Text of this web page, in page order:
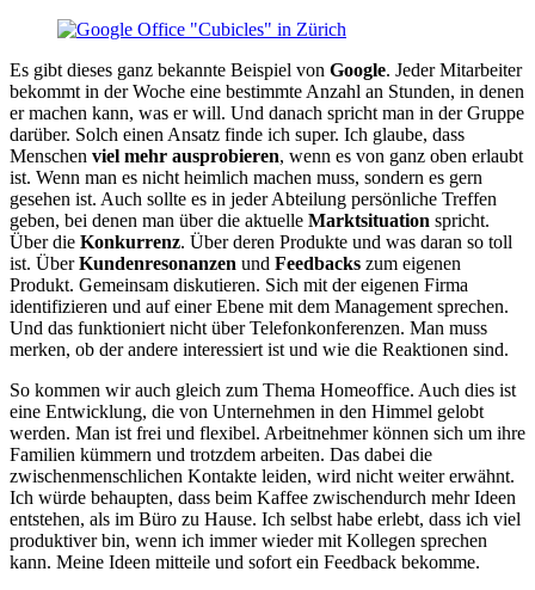
Es gibt dieses ganz bekannte Beispiel von Google. Jeder Mitarbeiter
bekommt in der Woche eine bestimmte Anzahl an Stunden, in denen
er machen kann, was er will. Und danach spricht man in der Gruppe
darüber. Solch einen Ansatz finde ich super. Ich glaube, dass
Menschen viel mehr ausprobieren, wenn es von ganz oben erlaubt
ist. Wenn man es nicht heimlich machen muss, sondern es gern
gesehen ist. Auch sollte es in jeder Abteilung persönliche Treffen
geben, bei denen man über die aktuelle Marktsituation spricht.
Über die Konkurrenz. Über deren Produkte und was daran so toll
ist. ÜberKundenresonanzen und Feedbacks zum eigenen
Produkt. Gemeinsam diskutieren. Sich mit der eigenen Firma
identifizieren und auf einer Ebene mit dem Management sprechen.
Und das funktioniert nicht über Telefonkonferenzen. Man muss
merken, ob der andere interessiert ist und wie die Reaktionen sind.
So kommen wir auch gleich zum Thema Homeoffice. Auch dies ist
eine Entwicklung, die von Unternehmen in den Himmel gelobt
werden. Man ist frei und flexibel. Arbeitnehmer können sich um ihre
Familien kümmern und trotzdem arbeiten. Das dabei die
zwischenmenschlichen Kontakte leiden, wird nicht weiter erwähnt.
Ich würde behaupten, dass beim Kaffee zwischendurch mehr Ideen
entstehen, als im Büro zu Hause. Ich selbst habe erlebt, dass ich viel
produktiver bin, wenn ich immer wieder mit Kollegen sprechen
kann. Meine Ideen mitteile und sofort ein Feedback bekomme.